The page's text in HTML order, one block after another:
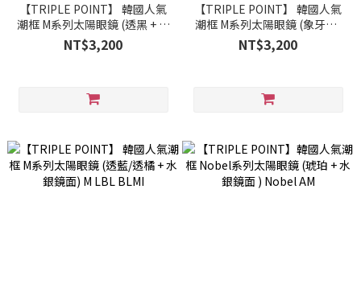
【TRIPLE POINT】 韓國人氣
潮框 M系列太陽眼鏡 (透黑 + 水
銀鏡面) M CL GDMI
NT$3,200
【TRIPLE POINT】 韓國人氣
潮框 M系列太陽眼鏡 (象牙白/
透黑 + 水銀鏡面) M IV SLMI
NT$3,200